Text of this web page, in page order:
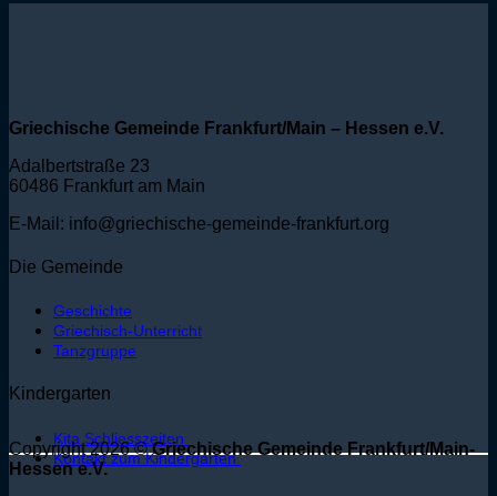
Griechische Gemeinde Frankfurt/Main – Hessen e.V.
Adalbertstraße 23
60486 Frankfurt am Main
E-Mail: info@griechische-gemeinde-frankfurt.org
Die Gemeinde
Geschichte
Griechisch-Unterricht
Tanzgruppe
Kindergarten
Kita Schliesszeiten
Kontakt zum Kindergarten
Copyright 2026 ©Griechische Gemeinde Frankfurt/Main-
Hessen e.V.